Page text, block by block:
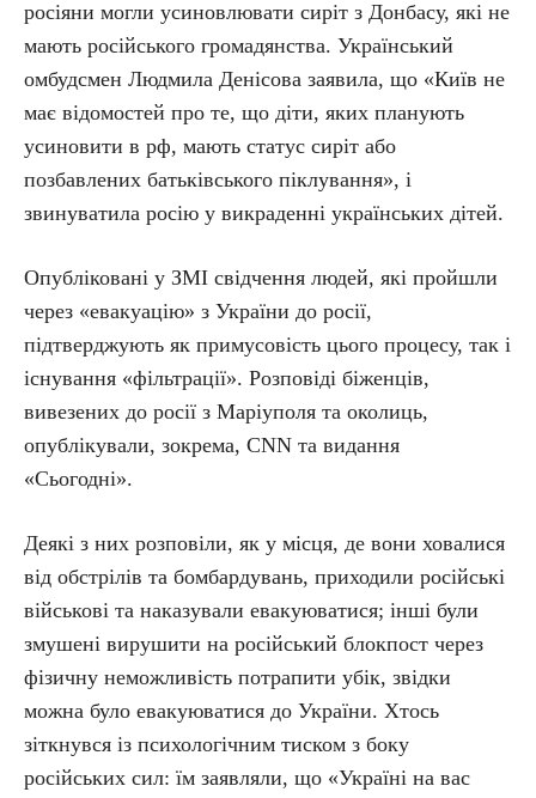
росіяни могли усиновлювати сиріт з Донбасу, які не
мають російського громадянства. Український
омбудсмен Людмила Денісова заявила, що «Київ не
має відомостей про те, що діти, яких планують
усиновити в рф, мають статус сиріт або
позбавлених батьківського піклування», і
звинуватила росію у викраденні українських дітей.
Опубліковані у ЗМІ свідчення людей, які пройшли
через «евакуацію» з України до росії,
підтверджують як примусовість цього процесу, так і
існування «фільтрації». Розповіді біженців,
вивезених до росії з Маріуполя та околиць,
опублікували, зокрема, CNN та видання
«Сьогодні».
Деякі з них розповіли, як у місця, де вони ховалися
від обстрілів та бомбардувань, приходили російські
військові та наказували евакуюватися; інші були
змушені вирушити на російський блокпост через
фізичну неможливість потрапити убік, звідки
можна було евакуюватися до України. Хтось
зіткнувся із психологічним тиском з боку
російських сил: їм заявляли, що «Україні на вас